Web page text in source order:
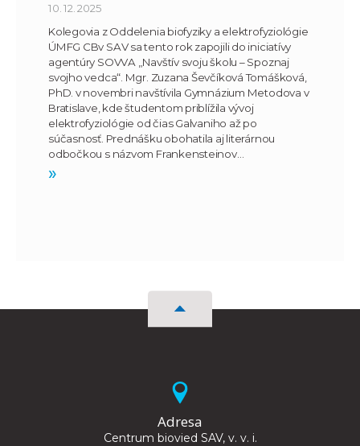
10. 12. 2025
Kolegovia z Oddelenia biofyziky a elektrofyziológie
ÚMFG CBv SAV sa tento rok zapojili do iniciatívy
agentúry SOVVA „Navštív svoju školu – Spoznaj
svojho vedca“. Mgr. Zuzana Ševčíková Tomášková,
PhD. v novembri navštívila Gymnázium Metodova v
Bratislave, kde študentom priblížila vývoj
elektrofyziológie od čias Galvaniho až po
súčasnosť. Prednášku obohatila aj literárnou
odbočkou s názvom Frankensteinov…
»
Adresa
Centrum biovied SAV, v. v. i.